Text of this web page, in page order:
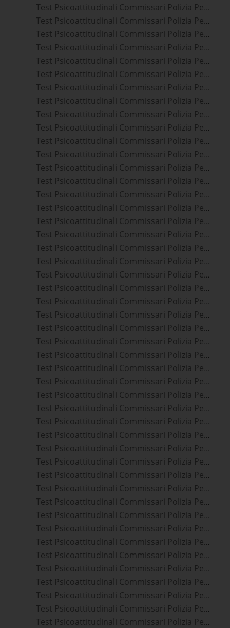
Test Psicoattitudinali Commissari Polizia Penitenziaria Trieste
Test Psicoattitudinali Commissari Polizia Penitenziaria Terni
Test Psicoattitudinali Commissari Polizia Penitenziaria Ancona
Test Psicoattitudinali Commissari Polizia Penitenziaria Macerata
Test Psicoattitudinali Commissari Polizia Penitenziaria Rieti
Test Psicoattitudinali Commissari Polizia Penitenziaria Italia
Test Psicoattitudinali Commissari Polizia Penitenziaria Roma
Test Psicoattitudinali Commissari Polizia Penitenziaria Fermo
Test Psicoattitudinali Commissari Polizia Penitenziaria Ascoli Piceno
Test Psicoattitudinali Commissari Polizia Penitenziaria Nuoro
Test Psicoattitudinali Commissari Polizia Penitenziaria L'aquila
Test Psicoattitudinali Commissari Polizia Penitenziaria Teramo
Test Psicoattitudinali Commissari Polizia Penitenziaria Oristano
Test Psicoattitudinali Commissari Polizia Penitenziaria Latina
Test Psicoattitudinali Commissari Polizia Penitenziaria Frosinone
Test Psicoattitudinali Commissari Polizia Penitenziaria Pescara
Test Psicoattitudinali Commissari Polizia Penitenziaria Chieti
Test Psicoattitudinali Commissari Polizia Penitenziaria Cagliari
Test Psicoattitudinali Commissari Polizia Penitenziaria Campobasso
Test Psicoattitudinali Commissari Polizia Penitenziaria Caserta
Test Psicoattitudinali Commissari Polizia Penitenziaria Napoli
Test Psicoattitudinali Commissari Polizia Penitenziaria Benevento
Test Psicoattitudinali Commissari Polizia Penitenziaria Avellino
Test Psicoattitudinali Commissari Polizia Penitenziaria Foggia
Test Psicoattitudinali Commissari Polizia Penitenziaria Salerno
Test Psicoattitudinali Commissari Polizia Penitenziaria Potenza
Test Psicoattitudinali Commissari Polizia Penitenziaria Bari
Test Psicoattitudinali Commissari Polizia Penitenziaria Matera
Test Psicoattitudinali Commissari Polizia Penitenziaria Trapani
Test Psicoattitudinali Commissari Polizia Penitenziaria Carini
Test Psicoattitudinali Commissari Polizia Penitenziaria Marsala
Test Psicoattitudinali Commissari Polizia Penitenziaria Partinico
Test Psicoattitudinali Commissari Polizia Penitenziaria Alcamo
Test Psicoattitudinali Commissari Polizia Penitenziaria Palermo
Test Psicoattitudinali Commissari Polizia Penitenziaria Monreale
Test Psicoattitudinali Commissari Polizia Penitenziaria Bagheria
Test Psicoattitudinali Commissari Polizia Penitenziaria Mazara Del Vallo
Test Psicoattitudinali Commissari Polizia Penitenziaria Castelvetrano
Test Psicoattitudinali Commissari Polizia Penitenziaria Taranto
Test Psicoattitudinali Commissari Polizia Penitenziaria Sciacca
Test Psicoattitudinali Commissari Polizia Penitenziaria Cosenza
Test Psicoattitudinali Commissari Polizia Penitenziaria Brindisi
Test Psicoattitudinali Commissari Polizia Penitenziaria Milazzo
Test Psicoattitudinali Commissari Polizia Penitenziaria Barcellona Pozzo Di Gotto
Test Psicoattitudinali Commissari Polizia Penitenziaria Agrigento
Test Psicoattitudinali Commissari Polizia Penitenziaria Favara
Test Psicoattitudinali Commissari Polizia Penitenziaria Caltanissetta